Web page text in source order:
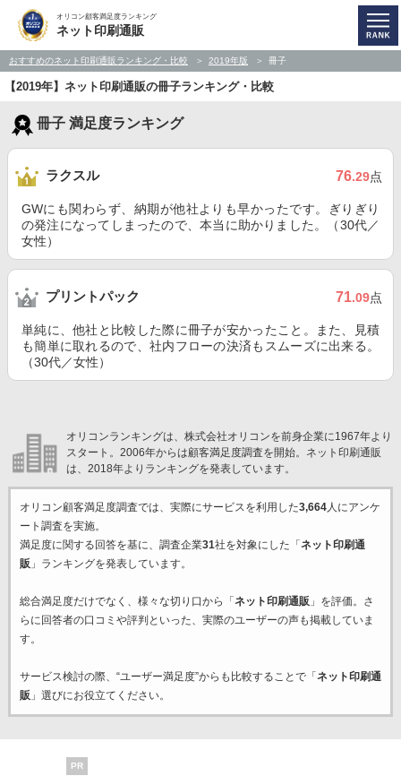
オリコン顧客満足度ランキング
ネット印刷通販
おすすめのネット印刷通販ランキング・比較 2019年版 冊子
【2019年】ネット印刷通販の冊子ランキング・比較
冊子 満足度ランキング
ラクスル 76.29点
GWにも関わらず、納期が他社よりも早かったです。ぎりぎり
の発注になってしまったので、本当に助かりました。（30代／
女性）
プリントパック 71.09点
単純に、他社と比較した際に冊子が安かったこと。また、見積
も簡単に取れるので、社内フローの決済もスムーズに出来る。
（30代／女性）
オリコンランキングは、株式会社オリコンを前身企業に1967年より
スタート。2006年からは顧客満足度調査を開始。ネット印刷通販
は、2018年よりランキングを発表しています。
オリコン顧客満足度調査では、実際にサービスを利用した3,664人にアンケ
ート調査を実施。
満足度に関する回答を基に、調査企業31社を対象にした「 ネット印刷通
販 」ランキングを発表しています。
総合満足度だけでなく、様々な切り口から「 ネット印刷通販 」を評価。さ
らに回答者の口コミや評判といった、実際のユーザーの声も掲載していま
す。
サービス検討の際、“ユーザー満足度”からも比較することで「 ネット印刷通
販 」選びにお役立てください。
PR